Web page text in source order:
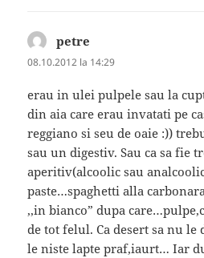
petre
08.10.2012 la 14:29
erau in ulei pulpele sau la
din aia care erau invatati pe
reggiano si seu de oaie :))
sau un digestiv. Sau ca sa fie
aperitiv(alcoolic sau
paste…spaghetti alla
,,in bianco” dupa
de tot felul. Ca desert sa nu le
le niste lapte praf,iaurt… Iar